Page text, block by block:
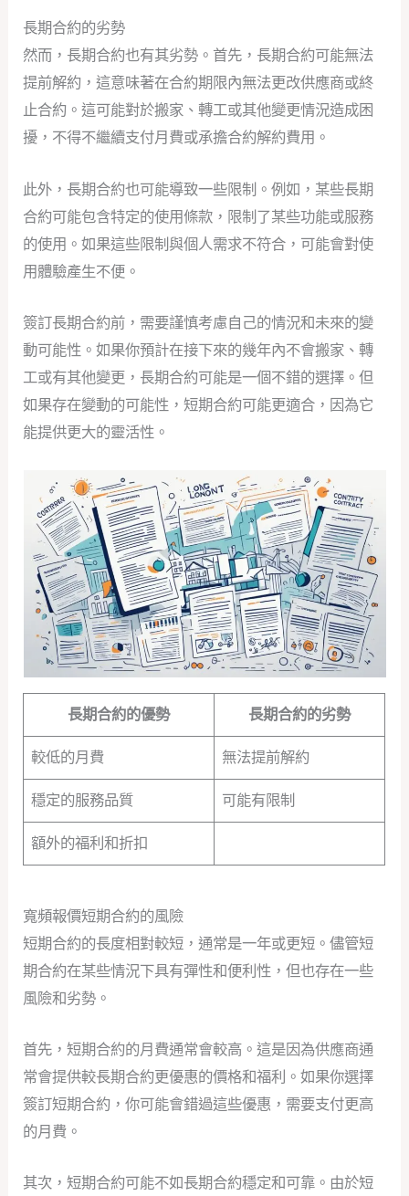
長期合約的劣勢
然而，長期合約也有其劣勢。首先，長期合約可能無法
提前解約，這意味著在合約期限內無法更改供應商或終
止合約。這可能對於搬家、轉工或其他變更情況造成困
擾，不得不繼續支付月費或承擔合約解約費用。
此外，長期合約也可能導致一些限制。例如，某些長期
合約可能包含特定的使用條款，限制了某些功能或服務
的使用。如果這些限制與個人需求不符合，可能會對使
用體驗產生不便。
簽訂長期合約前，需要謹慎考慮自己的情況和未來的變
動可能性。如果你預計在接下來的幾年內不會搬家、轉
工或有其他變更，長期合約可能是一個不錯的選擇。但
如果存在變動的可能性，短期合約可能更適合，因為它
能提供更大的靈活性。
長期合約的優勢 長期合約的劣勢
較低的月費 無法提前解約
穩定的服務品質 可能有限制
額外的福利和折扣
寬頻報價短期合約的風險
短期合約的長度相對較短，通常是一年或更短。儘管短
期合約在某些情況下具有彈性和便利性，但也存在一些
風險和劣勢。
首先，短期合約的月費通常會較高。這是因為供應商通
常會提供較長期合約更優惠的價格和福利。如果你選擇
簽訂短期合約，你可能會錯過這些優惠，需要支付更高
的月費。
其次，短期合約可能不如長期合約穩定和可靠。由於短